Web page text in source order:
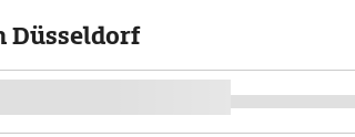
Düsseldorf